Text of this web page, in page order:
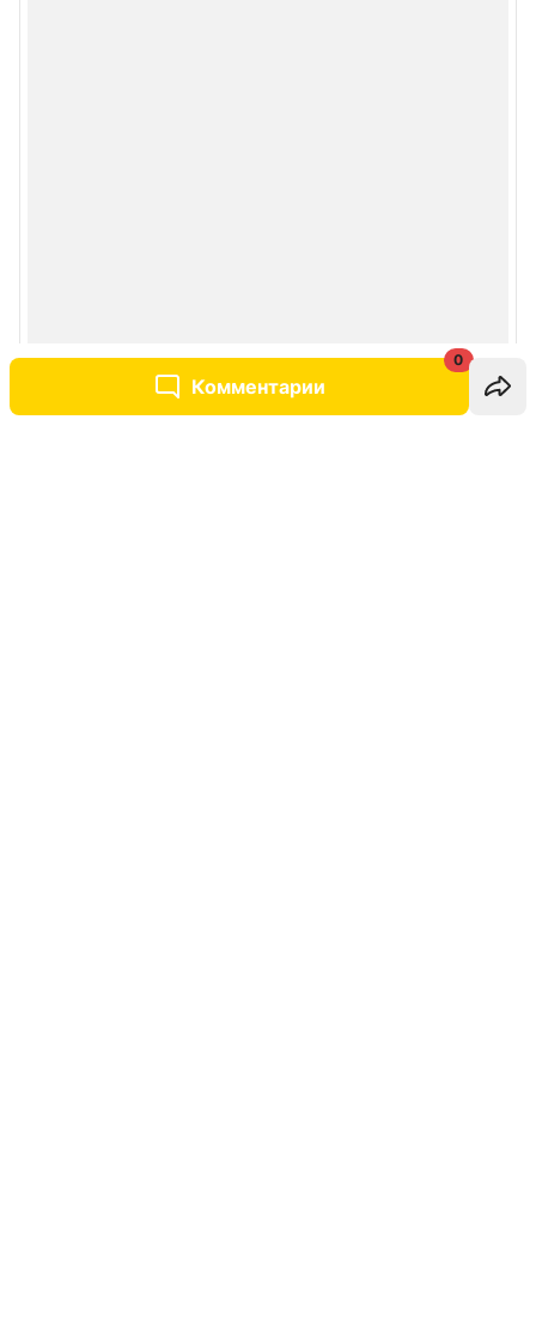
Комментарии
0